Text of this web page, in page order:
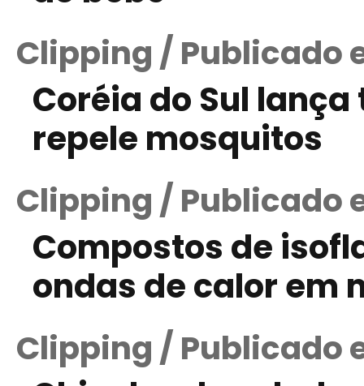
Clipping / Publicado
Coréia do Sul
repele mosquitos
Clipping / Publicado
Compostos de
ondas de calor em
Clipping / Publicado